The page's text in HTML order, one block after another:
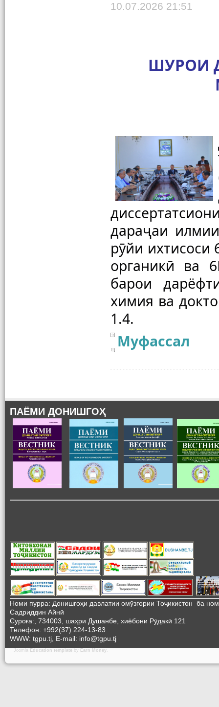
10.07.2026 21:51
ШУРОИ
дараҷаи
рӯйи ихтисоси
органикӣ ва
барои
химия ва
Муфассал
ПАЁМИ ДОНИШГОҲ
Номи пурра: Донишгоҳи давлатии омӯзгории Тоҷикистон ба
Садриддин Айнӣ
Суроға:, 734003, шаҳри Душанбе, хиёбони Рӯдакӣ 121
Телефон: +992(37) 224-13-83
WWW: tgpu.tj, E-mail: info@tgpu.tj
Joomla Education template by Earn Money